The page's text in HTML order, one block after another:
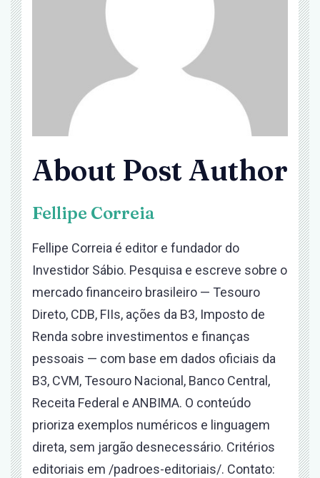
About Post Author
Fellipe Correia
Fellipe Correia é editor e fundador do
Investidor Sábio. Pesquisa e escreve sobre o
mercado financeiro brasileiro — Tesouro
Direto, CDB, FIIs, ações da B3, Imposto de
Renda sobre investimentos e finanças
pessoais — com base em dados oficiais da
B3, CVM, Tesouro Nacional, Banco Central,
Receita Federal e ANBIMA. O conteúdo
prioriza exemplos numéricos e linguagem
direta, sem jargão desnecessário. Critérios
editoriais em /padroes-editoriais/. Contato: